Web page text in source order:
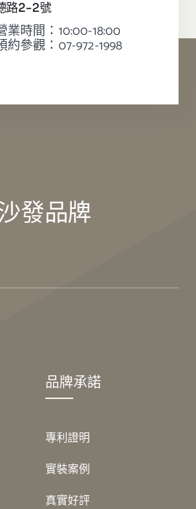
路2-2號
業時間：10:00-18:00
約參觀：07-972-1998
發品牌
品牌承諾
專利證明
實裝案例
真實好評